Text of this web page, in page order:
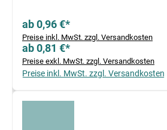
ab 0,96 €*
Preise inkl. MwSt. zzgl. Versandkosten
ab 0,81 €*
Preise exkl. MwSt. zzgl. Versandkosten
Preise inkl. MwSt. zzgl. Versandkosten